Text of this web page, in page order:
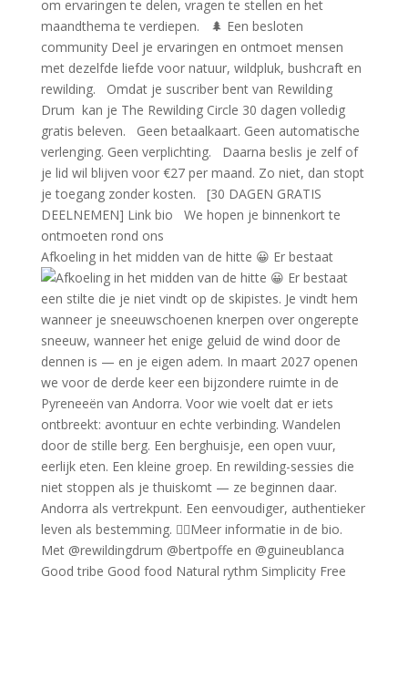
Afkoeling in het midden van de hitte 😀 Er bestaat
Good tribe Good food Natural rythm Simplicity Free